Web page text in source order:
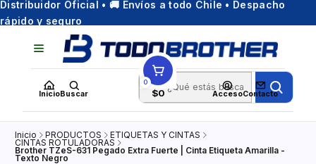
Distribuidor Oficial • 🚚 Envíos a todo Chile • Despacho
rápido y seguro
InicioBuscar
0
$0 AccesoContacto
Inicio PRODUCTOS ETIQUETAS Y CINTAS
CINTAS ROTULADORAS
Brother TZeS-631 Pegado Extra Fuerte | Cinta Etiqueta Amarilla -
Texto Negro